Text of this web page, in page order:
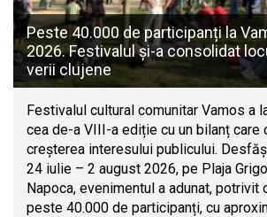
Peste 40.000 de participanți la
2026. Festivalul și-a consolidat
verii clujene
Festivalul cultural comunitar Vamos a
cea de-a VIII-a ediție cu un bilanț care
creșterea interesului publicului.
24 iulie – 2 august 2026, pe Plaja
Napoca, evenimentul a adunat, potrivit
peste 40.000 de participanți, cu